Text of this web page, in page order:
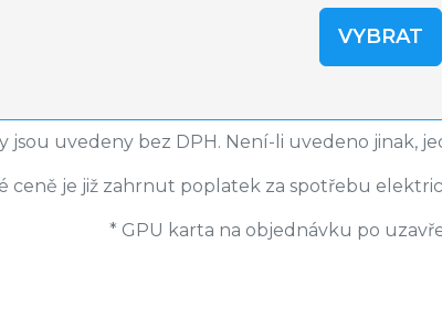
VYBRAT
jsou uvedeny bez DPH. Není-li uvedeno jinak,
ceně je již zahrnut poplatek za spotřebu
* GPU karta na objednávku po